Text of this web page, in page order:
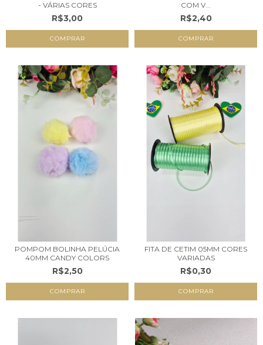
- VÁRIAS CORES
R$3,00
COMPRAR
COM V...
R$2,40
COMPRAR
POMPOM BOLINHA PELÚCIA
40MM CANDY COLORS
R$2,50
COMPRAR
FITA DE CETIM 05MM CORES
VARIADAS
R$0,30
COMPRAR